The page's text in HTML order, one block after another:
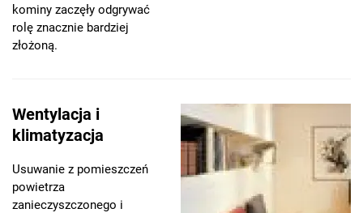
kominy zaczęły odgrywać
rolę znacznie bardziej
złożoną.
Wentylacja i
klimatyzacja
Usuwanie z pomieszczeń
powietrza
zanieczyszczonego i